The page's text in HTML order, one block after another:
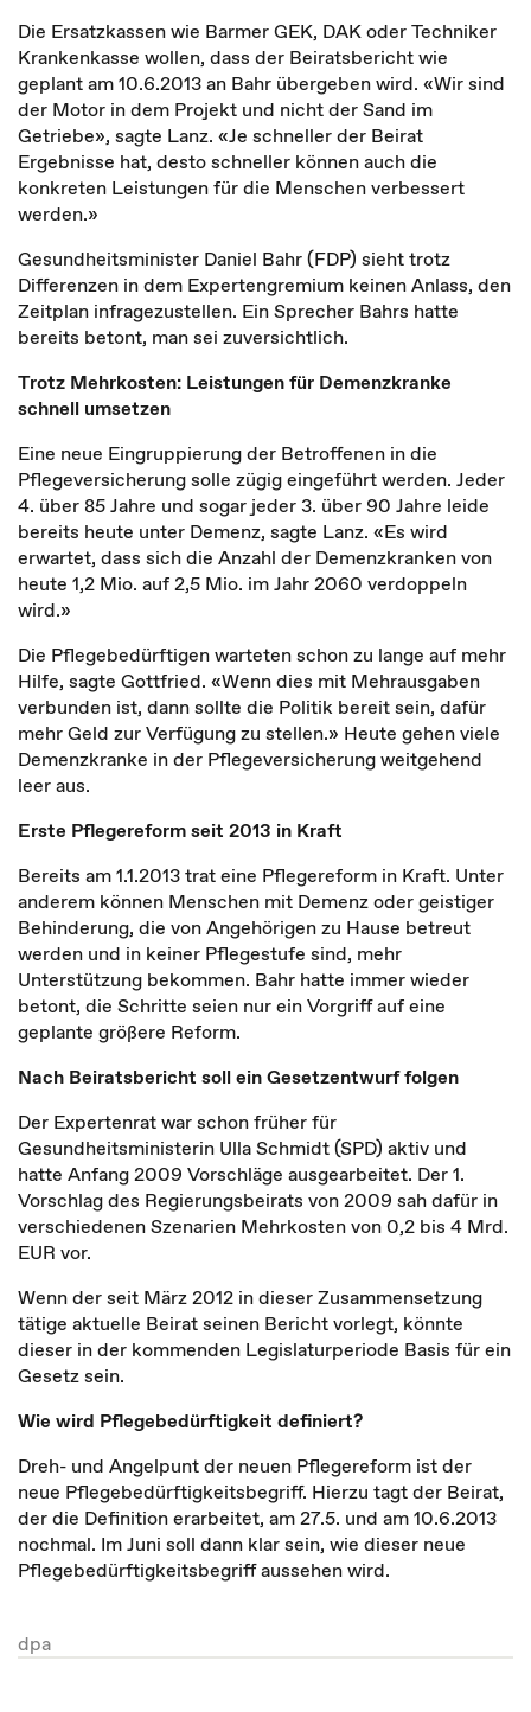
Die Ersatzkassen wie Barmer GEK, DAK oder Techniker
Krankenkasse wollen, dass der Beiratsbericht wie
geplant am 10.6.2013 an Bahr übergeben wird. «Wir sind
der Motor in dem Projekt und nicht der Sand im
Getriebe», sagte Lanz. «Je schneller der Beirat
Ergebnisse hat, desto schneller können auch die
konkreten Leistungen für die Menschen verbessert
werden.»
Gesundheitsminister Daniel Bahr (FDP) sieht trotz
Differenzen in dem Expertengremium keinen Anlass, den
Zeitplan infragezustellen. Ein Sprecher Bahrs hatte
bereits betont, man sei zuversichtlich.
Trotz Mehrkosten: Leistungen für Demenzkranke
schnell umsetzen
Eine neue Eingruppierung der Betroffenen in die
Pflegeversicherung solle zügig eingeführt werden. Jeder
4. über 85 Jahre und sogar jeder 3. über 90 Jahre leide
bereits heute unter Demenz, sagte Lanz. «Es wird
erwartet, dass sich die Anzahl der Demenzkranken von
heute 1,2 Mio. auf 2,5 Mio. im Jahr 2060 verdoppeln
wird.»
Die Pflegebedürftigen warteten schon zu lange auf mehr
Hilfe, sagte Gottfried. «Wenn dies mit Mehrausgaben
verbunden ist, dann sollte die Politik bereit sein, dafür
mehr Geld zur Verfügung zu stellen.» Heute gehen viele
Demenzkranke in der Pflegeversicherung weitgehend
leer aus.
Erste Pflegereform seit 2013 in Kraft
Bereits am 1.1.2013 trat eine Pflegereform in Kraft. Unter
anderem können Menschen mit Demenz oder geistiger
Behinderung, die von Angehörigen zu Hause betreut
werden und in keiner Pflegestufe sind, mehr
Unterstützung bekommen. Bahr hatte immer wieder
betont, die Schritte seien nur ein Vorgriff auf eine
geplante größere Reform.
Nach Beiratsbericht soll ein Gesetzentwurf folgen
Der Expertenrat war schon früher für
Gesundheitsministerin Ulla Schmidt (SPD) aktiv und
hatte Anfang 2009 Vorschläge ausgearbeitet. Der 1.
Vorschlag des Regierungsbeirats von 2009 sah dafür in
verschiedenen Szenarien Mehrkosten von 0,2 bis 4 Mrd.
EUR vor.
Wenn der seit März 2012 in dieser Zusammensetzung
tätige aktuelle Beirat seinen Bericht vorlegt, könnte
dieser in der kommenden Legislaturperiode Basis für ein
Gesetz sein.
Wie wird Pflegebedürftigkeit definiert?
Dreh- und Angelpunt der neuen Pflegereform ist der
neue Pflegebedürftigkeitsbegriff. Hierzu tagt der Beirat,
der die Definition erarbeitet, am 27.5. und am 10.6.2013
nochmal. Im Juni soll dann klar sein, wie dieser neue
Pflegebedürftigkeitsbegriff aussehen wird.
dpa